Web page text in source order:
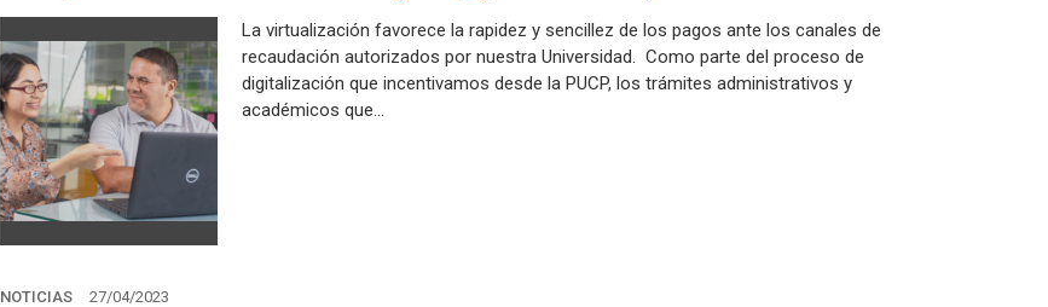
La virtualización favorece la rapidez y sencillez de los pagos ante los canales de
recaudación autorizados por nuestra Universidad. Como parte del proceso de
digitalización que incentivamos desde la PUCP, los trámites administrativos y
académicos que…
NOTICIAS 27/04/2023